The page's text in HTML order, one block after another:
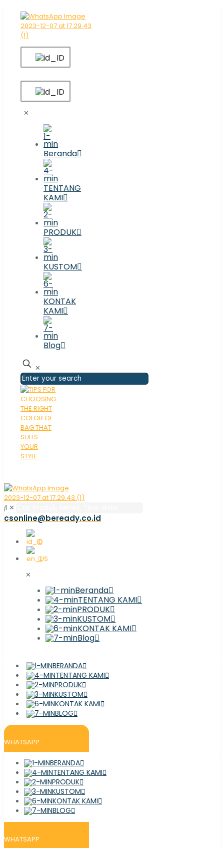
✕
Beranda
TENTANG
KAMI
PRODUK
KUSTOM
KONTAK
KAMI
Blog
✕
✕
csonline@beready.co.id
✕
Beranda
TENTANG KAMI
PRODUK
KUSTOM
KONTAK KAMI
Blog
BERANDA
TENTANG KAMI
PRODUK
KUSTOM
KONTAK KAMI
BLOG
WHATSAPP
BERANDA
TENTANG KAMI
PRODUK
KUSTOM
KONTAK KAMI
BLOG
WHATSAPP